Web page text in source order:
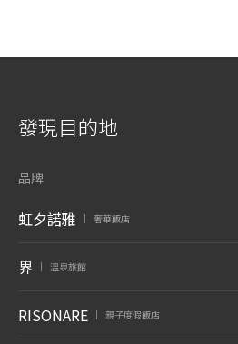
發現目的地
品牌
虹夕諾雅 奢華飯店
界 溫泉旅館
RISONARE 親子度假飯店